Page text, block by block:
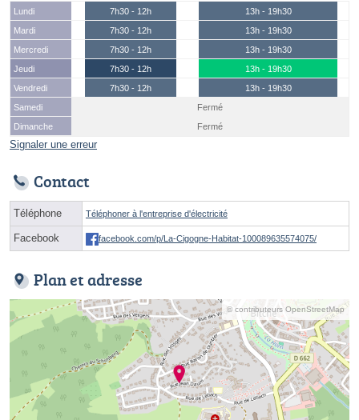
Lundi 7h30 - 12h
13h - 19h30
Mardi
7h30 - 12h
13h - 19h30
Mercredi
7h30 - 12h
13h - 19h30
Jeudi
7h30 - 12h
13h - 19h30
Vendredi
7h30 - 12h
13h - 19h30
Samedi
Fermé
Dimanche
Fermé
Signaler une erreur
Contact
Téléphone Téléphoner à l'entreprise d'électricité
Facebook facebook.com/p/La-Cigogne-Habitat-100089635574075/
Plan et adresse
© contributeurs OpenStreetMap